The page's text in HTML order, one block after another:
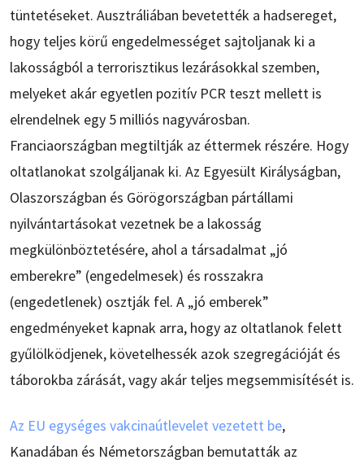
tüntetéseket. Ausztráliában bevetették a hadsereget,
hogy teljes körű engedelmességet sajtoljanak ki a
lakosságból a terrorisztikus lezárásokkal szemben,
melyeket akár egyetlen pozitív PCR teszt mellett is
elrendelnek egy 5 milliós nagyvárosban.
Franciaországban megtiltják az éttermek részére. Hogy
oltatlanokat szolgáljanak ki. Az Egyesült Királyságban,
Olaszországban és Görögországban pártállami
nyilvántartásokat vezetnek be a lakosság
megkülönböztetésére, ahol a társadalmat „jó
emberekre” (engedelmesek) és rosszakra
(engedetlenek) osztják fel. A „jó emberek”
engedményeket kapnak arra, hogy az oltatlanok felett
gyűlölködjenek, követelhessék azok szegregációját és
táborokba zárását, vagy akár teljes megsemmisítését is.
Az EU egységes vakcinaútlevelet vezetett be,
Kanadában és Németországban bemutatták az